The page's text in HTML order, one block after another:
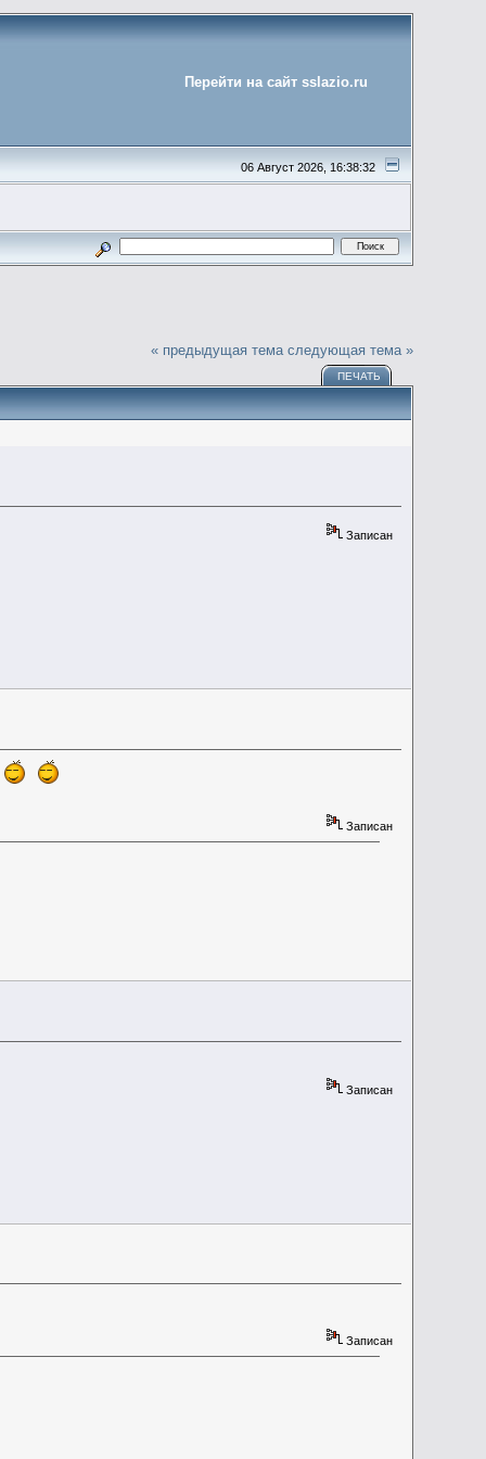
Перейти на сайт sslazio.ru
06 Август 2026, 16:38:32
« предыдущая тема следующая тема »
ПЕЧАТЬ
Записан
Записан
Записан
Записан